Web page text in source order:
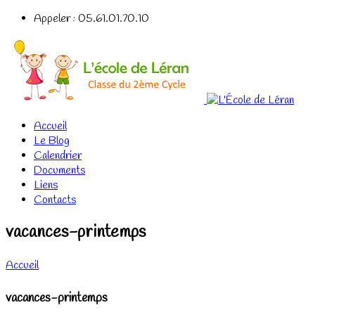
Appeler : 05.61.01.70.10
Accueil
Le Blog
Calendrier
Documents
Liens
Contacts
vacances-printemps
Accueil
vacances-printemps